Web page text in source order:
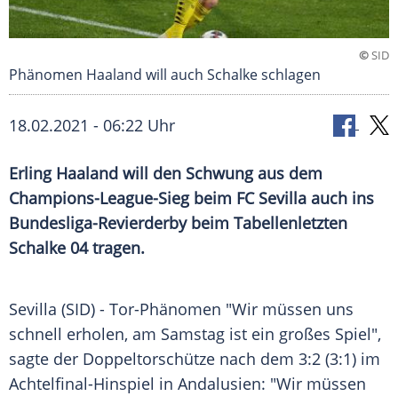
©SID
Phänomen Haaland will auch Schalke schlagen
18.02.2021 - 06:22 Uhr
Erling Haaland will den Schwung aus dem
Champions-League-Sieg beim FC Sevilla auch ins
Bundesliga-Revierderby beim Tabellenletzten
Schalke 04tragen.
Sevilla (SID) - Tor-Phänomen "Wir müssen uns
schnell erholen, am Samstag ist ein großes Spiel",
sagte der Doppeltorschütze nach dem 3:2 (3:1) im
Achtelfinal-Hinspiel in Andalusien: "Wir müssen